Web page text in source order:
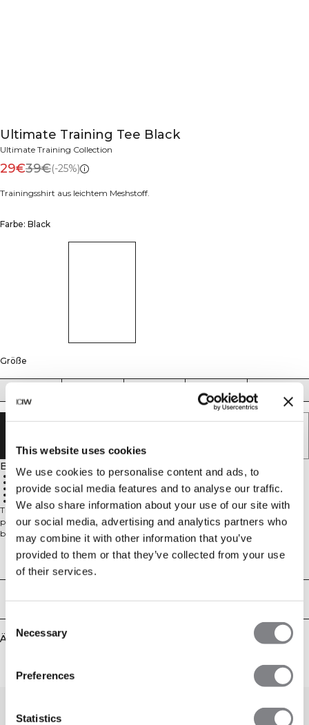
This website uses cookies
We use cookies to personalise content and ads, to
provide social media features and to analyse our traffic.
We also share information about your use of our site with
our social media, advertising and analytics partners who
may combine it with other information that you’ve
provided to them or that they’ve collected from your use
of their services.
Consent
Selection
Necessary
Preferences
Statistics
Ultimate Training Tee Black
Ultimate Training Collection
29€39€(-25%)
Trainingsshirt aus leichtem Meshstoff.
Farbe: Black
Größe
Beschreibung
Leichtes Meshmaterial
Ausgezeichnet atmungsaktiv
100 % Polyester
Reflektierendes ICIW-Logo vorne
Standard-Passform, fällt klein aus: Wähle eine Nummer größer
Trainingsshirt aus leichtem Meshstoff. Ultimate Training T-Shirt ist das
perfekte T-Shirt für ein schweißtreibendes Workout im Fitnessstudio. Es
besteht aus leichtem und glattem Meshmaterial und ist ausgezeichnet
atmungsaktiv, damit du beim Training frisch und trocken bleibst. Das T-Shirt
hat hinten eine Passe und die Seitennähte sind formschön nach vorne verlegt.
Meshstoff für gute Belüftung. Reflektierendes ICIW-Logo vorne. Standard-Fit.
Fällt klein aus: Wähle am besten eine Nummer größer. 100% Polyester.
Technical Aspects
Lieferung & Rückgabe
Ähnliche Produkte